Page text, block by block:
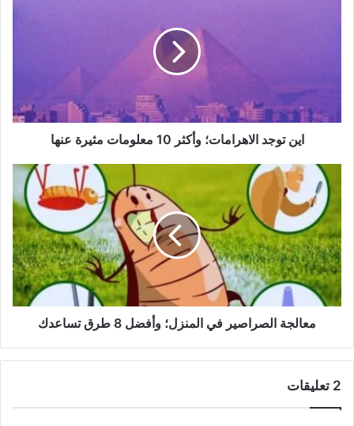
اين توجد الاهرامات؛ وأكثر 10 معلومات مثيرة عنها
معالجة
الصراصير
في
المنزل؛
وأفضل
8
طرق
تساعدك
معالجة الصراصير في المنزل؛ وأفضل 8 طرق تساعدك
‫2 تعليقات